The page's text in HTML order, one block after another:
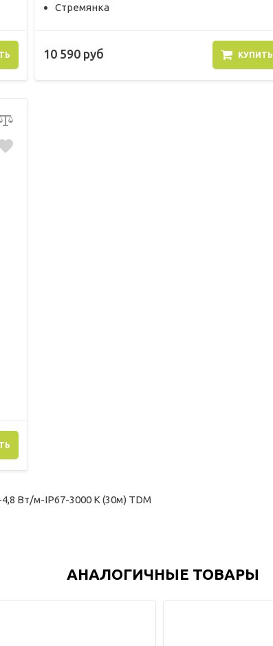
Стремянка
10 590 руб КУПИТЬ
Вт/м-IP67-3000 K (30м) TDM
АНАЛОГИЧНЫЕ ТОВАРЫ